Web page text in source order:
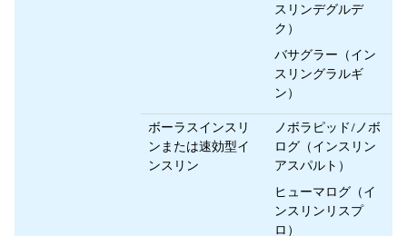
スリンデグルデ
ク）
バサグラー（イン
スリングラルギ
ン）
ボーラスインスリ
ンまたは速効型イ
ンスリン
ノボラピッド/ノボ
ログ（インスリン
アスパルト）
ヒューマログ（イ
ンスリンリスプ
ロ）